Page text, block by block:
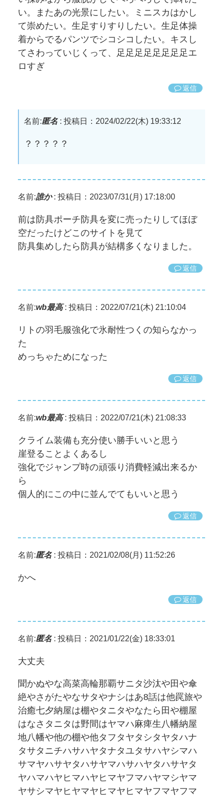
い。またあの光景にしたい。ミニスカはかし
て崇めたい。生足すりすりしたい。生足体操
着からでるパンツでシコシコしたい。キスし
てさわっていじくって、足足足足足足足足エ
ロすぎ
返信
名前:匿名: 投稿日：2024/02/22(木) 19:33:12
？？？？？
名前:誰か: 投稿日：2023/07/31(月) 17:18:00
前は防具ポーチ防具を変に売ったりしてほぼ
空だったけどこのサイトを見て
防具集めしたら防具が結構多くなりました。
返信
名前:wb最高: 投稿日：2022/07/21(木) 21:10:04
リトの羽毛服強化で氷耐性つくの知らなかっ
た
めっちゃためになった
返信
名前:wb最高: 投稿日：2022/07/21(木) 21:08:33
クライム装備も充分使い勝手いいと思う
崖登ることよくあるし
強化でジャンプ時の頑張り消費軽減出来るか
ら
個人的にこの中に並んでてもいいと思う
返信
名前:匿名: 投稿日：2021/02/08(月) 11:52:26
かへ
返信
名前:匿名: 投稿日：2021/01/22(金) 18:33:01
大丈夫
聞かぬやな高菜高輪那覇サニタ沙汰や田や傘
絶やさがたやなサタやナシはあ8話は他罠旅や
治癒七夕納屋は棚やタニタやなたら田や棚屋
はなさタニタは野間はヤマハ麻痺生八幡納屋
地八幡や他の棚や他タフタヤタシタヤタハナ
タサタニチハサハヤタナタユタサハヤシマハ
サマヤハサヤタハサヤマハサハヤタハサヤタ
ヤハマハヤヒマハヤヒマヤフマハヤマシヤマ
ヤサシマヤヒヤマヤヒマヤヒマヤフマヤフマ